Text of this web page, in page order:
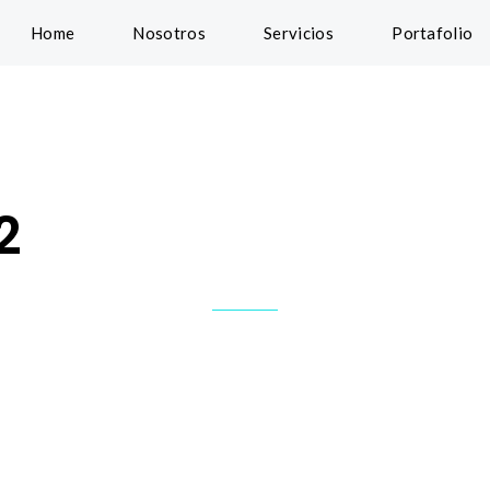
Home Nosotros Servicios Portafolio